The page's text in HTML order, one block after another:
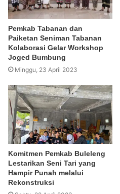
Pemkab Tabanan dan
Paiketan Seniman Tabanan
Kolaborasi Gelar Workshop
Joged Bumbung
Minggu, 23 April 2023
Komitmen Pemkab Buleleng
Lestarikan Seni Tari yang
Hampir Punah melalui
Rekonstruksi